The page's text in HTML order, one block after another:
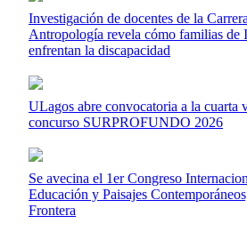
Investigación de docentes de la
Antropología revela cómo familias de
enfrentan la discapacidad
ULagos abre convocatoria a la cuarta
concurso SURPROFUNDO 2026
Se avecina el 1er Congreso
Educación y Paisajes
Frontera